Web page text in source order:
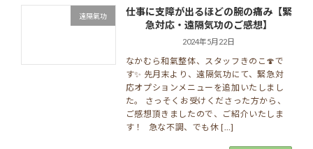
遠隔氣功
仕事に支障が出るほどの腕の痛み【緊
急対応・遠隔気功のご感想】
2024年5月22日
なかむら和氣整体、スタッフきのこ🍄で
す✨ 先月末より、遠隔気功にて、緊急対
応オプションメニューを追加いたしまし
た。 さっそくお受けくださった方から、
ご感想頂きましたので、ご紹介いたしま
す！ 急な不調、でも休 […]